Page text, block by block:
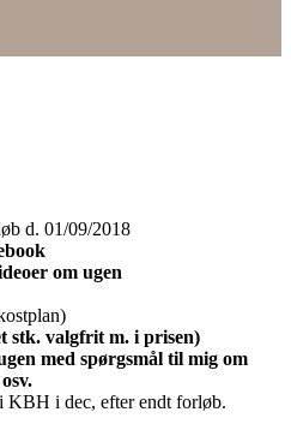
d. 01/09/2018
om ugen
stk. valgfrit m. i prisen)
med spørgsmål til mig om
i dec, efter endt forløb.